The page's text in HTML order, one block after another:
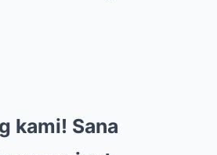
kami! Sana